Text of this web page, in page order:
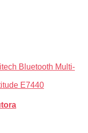
Bluetooth Multi-
E7440